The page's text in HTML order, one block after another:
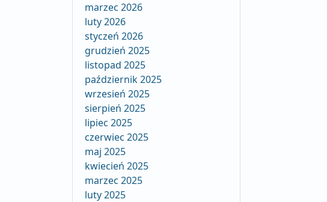
marzec 2026
luty 2026
styczeń 2026
grudzień 2025
listopad 2025
październik 2025
wrzesień 2025
sierpień 2025
lipiec 2025
czerwiec 2025
maj 2025
kwiecień 2025
marzec 2025
luty 2025